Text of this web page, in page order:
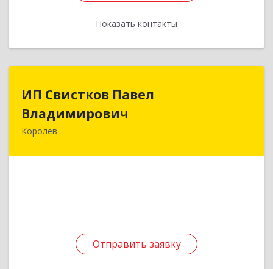
Показать контакты
Назад
ИП Свистков Павел
Владимирович
Королев
Отправить заявку
Владимирович
141080, Московская обл, Королев г, Горького
Отправить заявку